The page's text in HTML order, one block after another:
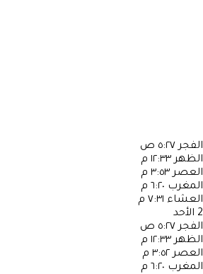
الفجر ٥:٢٧ ص
الظهر ١٢:٣٣ م
العصر ٣:٥٣ م
المغرب ٦:٢٠ م
العشاء ٧:٣١ م
2 الأحد
الفجر ٥:٢٧ ص
الظهر ١٢:٣٣ م
العصر ٣:٥٢ م
المغرب ٦:٢٠ م